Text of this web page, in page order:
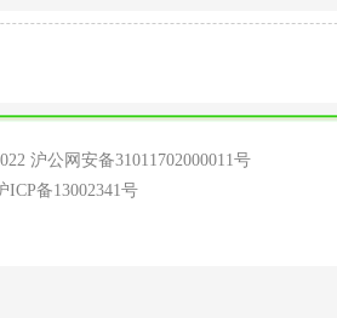
沪公网安备31011702000011号
ICP备13002341号